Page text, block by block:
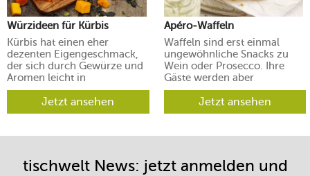
Würzideen für Kürbis
Kürbis hat einen eher
dezenten Eigengeschmack,
der sich durch Gewürze und
Aromen leicht in
verschiedene Richtungen
lenken lässt.Jetzt ansehen
Apéro-Waffeln
Waffeln sind erst einmal
ungewöhnliche Snacks zu
Wein oder Prosecco. Ihre
Gäste werden aber
begeistert sein.
Jetzt ansehen
tischwelt News: jetzt anmelden und